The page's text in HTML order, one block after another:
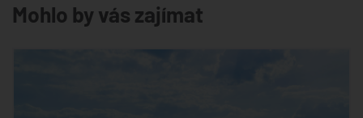
Mohlo by vás zajímat